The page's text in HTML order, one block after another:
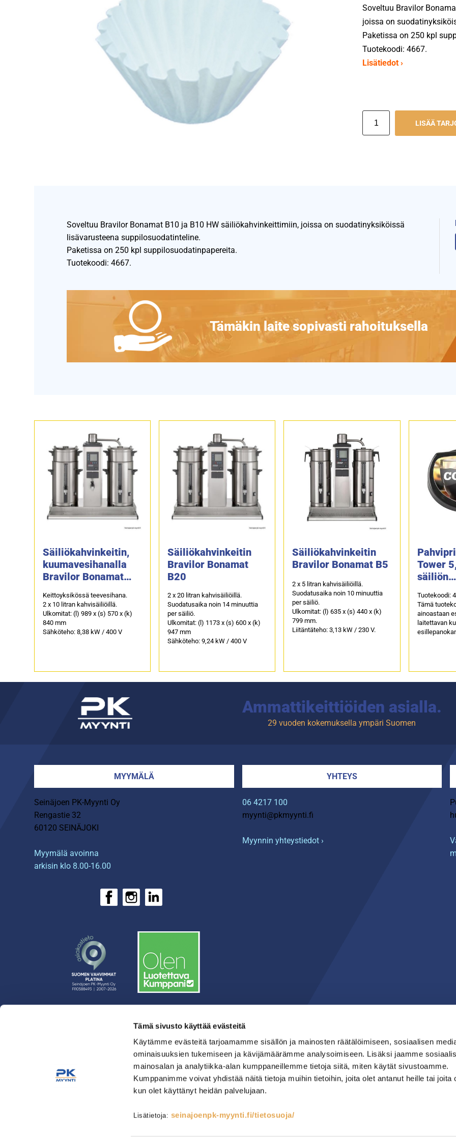
Tämä sivusto käyttää evästeitä
Käytämme evästeitä tarjoamamme sisällön ja mainosten räätälöimiseen, sosiaalisen
ominaisuuksien tukemiseen ja kävijämäärämme analysoimiseen. Lisäksi jaamme
mainosalan ja analytiikka-alan kumppaneillemme tietoja siitä, miten käytät sivustoamme.
Kumppanimme voivat yhdistää näitä tietoja muihin tietoihin, joita olet antanut heille tai joita
kun olet käyttänyt heidän palvelujaan.
Lisätietoja: seinajoenpk-myynti.fi/tietosuoja/
Soveltuu Bravilor
joissa on
Paketissa on 250 kpl
Tuotekoodi: 4667.
Lisätiedot ›
LISÄÄ
Soveltuu Bravilor Bonamat B10 ja B10 HW säiliökahvinkeittimiin, joissa on suodatinyksiköissä
lisävarusteena suppilosuodatinteline.
Paketissa on 250 kpl suppilosuodatinpapereita.
Tuotekoodi: 4667.
Tämäkin laite sopivasti rahoituksella
Säiliökahvinkeitin,
kuumavesihanalla
Bravilor Bonamat
Keittoyksikössä teevesihana.
2 x 10 litran kahvisäiliöillä.
Ulkomitat: (l) 989 x (s) 570 x (k)
840 mm
Sähköteho: 8,38 kW / 400 V
Säiliökahvinkeitin
Bravilor Bonamat
B20
2 x 20 litran kahvisäiliöillä.
Suodatusaika noin 14 minuuttia
per säiliö.
Ulkomitat: (l) 1173 x (s) 600 x (k)
947 mm
Sähköteho: 9,24 kW / 400 V
Säiliökahvinkeitin
Bravilor Bonamat B5
2 x 5 litran kahvisäiliöillä.
Suodatusaika noin 10 minuuttia
per säiliö.
Ulkomitat: (l) 635 x (s) 440 x (k)
799 mm.
Liitäntäteho: 3,13 kW / 230 V.
Tower
säiliön
Tuotekoodi:
Tämä
ainoastaan
laitettavan
Ammattikeittiöiden asialla.
29 vuoden kokemuksella ympäri Suomen
MYYMÄLÄ
Seinäjoen PK-Myynti Oy
Rengastie 32
60120 SEINÄJOKI
Myymälä avoinna
arkisin klo 8.00-16.00
YHTEYS
06 4217 100
myynti@pkmyynti.fi
Myynnin yhteystiedot ›
› Yritys
› Yhteystiedot
Tarvikkeet RST-kalusteet